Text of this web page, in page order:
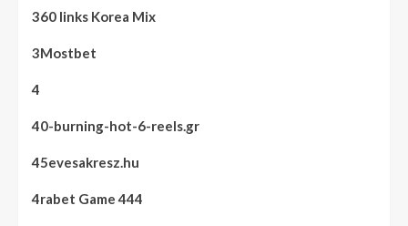
360 links Korea Mix
3Mostbet
4
40-burning-hot-6-reels.gr
45evesakresz.hu
4rabet Game 444